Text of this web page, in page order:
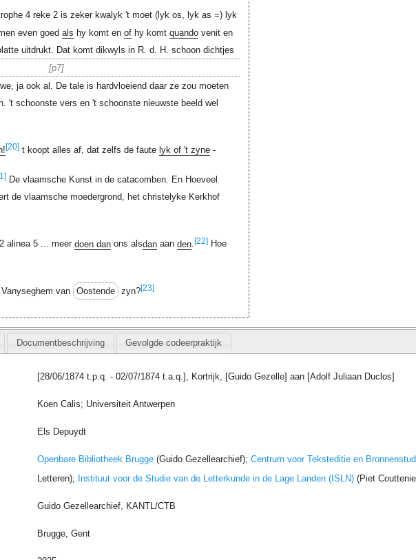
4 reke 2 is zeker kwalyk 't moet (lyk os, lyk as =) lyk
even goed als hy komt en ofhy komt quandovenit en
uitdrukt. Dat komt dikwyls in R. d. H. schoon dichtjes
p7
ja ook al. De tale is hardvloeiend daar ze zou moeten
't schoonste vers en 't schoonste nieuwste beeld wel
[20]t koopt alles af, dat zelfs de faute lyk of 't zyne-
De vlaamsche Kunst in de catacomben. En Hoeveel
de vlaamsche moedergrond, het christelyke Kerkhof
alinea 5 ... meer doen danons alsdanaan den.[22]Hoe
van Oostende zyn?[23]
Documentbeschrijving Gevolgde codeerpraktijk
[28/06/1874 t.p.q. - 02/07/1874 t.a.q.], Kortrijk, [Guido Gezelle] aan [Adolf Juliaan Duclos]
Koen Calis; Universiteit Antwerpen
Els Depuydt
Openbare Bibliotheek Brugge (Guido Gezellearchief);Centrum voor Teksteditie en
Letteren); Instituut voor de Studie van de Letterkunde in de Lage Landen (ISLN) (Piet
Guido Gezellearchief, KANTL/CTB
Brugge, Gent